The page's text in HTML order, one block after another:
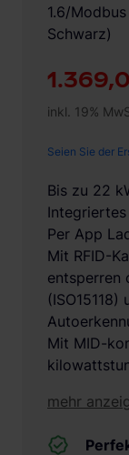
inkl. 19%
Seien Sie der
Bis zu 22
Per App
Mit RFID-
entsperren
Mit MID-
mehr
1.6/
Schwarz)